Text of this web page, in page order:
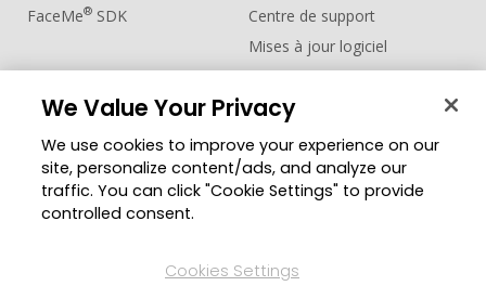
FaceMe® SDK
Centre de support
Mises à jour logiciel
Centre d'apprentissage
Zone des Membres
Blog
Changer de région
We Value Your Privacy
We use cookies to improve your experience on our
site, personalize content/ads, and analyze our
traffic. You can click "Cookie Settings" to provide
controlled consent.
Cookies Settings